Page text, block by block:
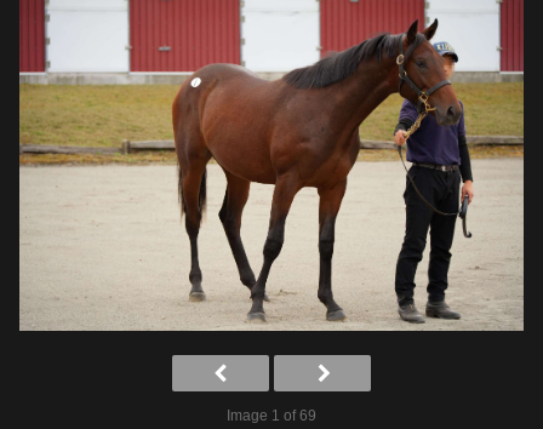
Image 1 of 69